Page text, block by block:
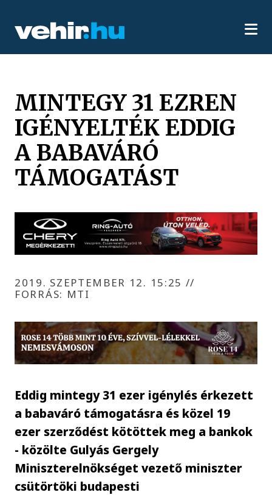
MINTEGY 31 EZREN
IGÉNYELTÉK EDDIG
A BABAVÁRÓ
TÁMOGATÁST
2019. SZEPTEMBER 12. 15:25 //
FORRÁS: MTI
Eddig mintegy 31 ezer igénylés érkezett
a babaváró támogatásra és közel 19
ezer szerződést kötöttek meg a bankok
- közölte Gulyás Gergely
Miniszterelnökséget vezető miniszter
csütörtöki budapesti